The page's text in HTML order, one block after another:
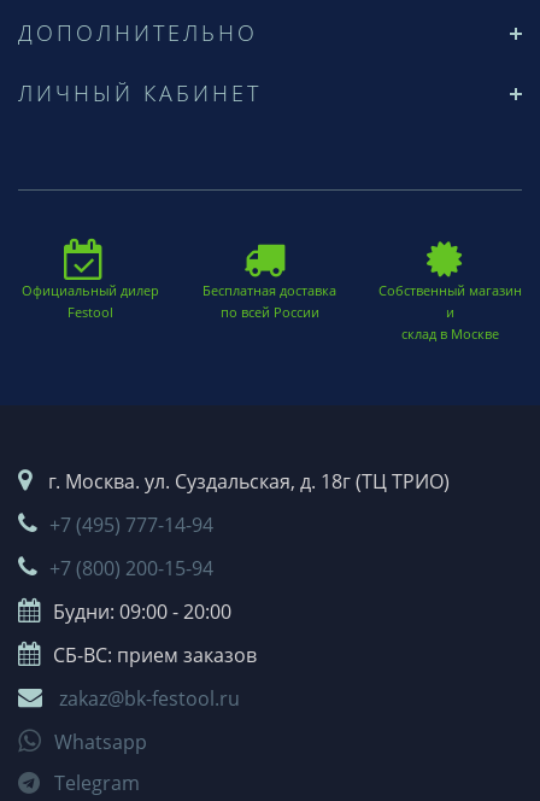
ДОПОЛНИТЕЛЬНО
ЛИЧНЫЙ КАБИНЕТ
Официальный дилер
Festool
Бесплатная доставка
по всей России
Собственный магазин
и
склад в Москве
г. Москва. ул. Суздальская, д. 18г (ТЦ ТРИО)
+7 (495) 777-14-94
+7 (800) 200-15-94
Будни: 09:00 - 20:00
СБ-ВС: прием заказов
zakaz@bk-festool.ru
Whatsapp
Telegram